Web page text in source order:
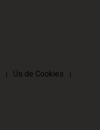
| Ús de Cookies |